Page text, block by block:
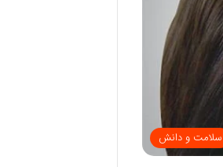
سلامت و دانش